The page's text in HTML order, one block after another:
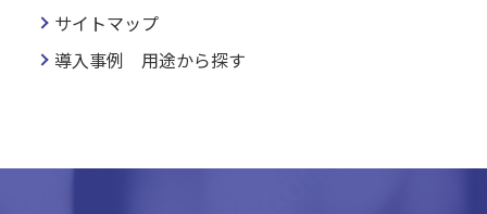
サイトマップ
導入事例 用途から探す